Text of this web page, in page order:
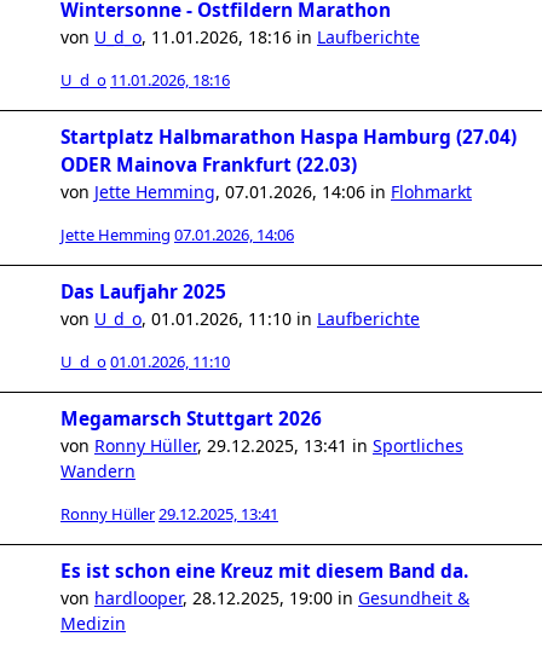
Wintersonne - Ostfildern Marathon
von U_d_o, 11.01.2026, 18:16 in Laufberichte
U_d_o 11.01.2026, 18:16
Startplatz Halbmarathon Haspa Hamburg (27.04)
ODER Mainova Frankfurt (22.03)
von Jette Hemming, 07.01.2026, 14:06 in Flohmarkt
Jette Hemming 07.01.2026, 14:06
Das Laufjahr 2025
von U_d_o, 01.01.2026, 11:10 in Laufberichte
U_d_o01.01.2026, 11:10
Megamarsch Stuttgart 2026
von Ronny Hüller, 29.12.2025, 13:41 in Sportliches
Wandern
Ronny Hüller29.12.2025, 13:41
Es ist schon eine Kreuz mit diesem Band da.
von hardlooper, 28.12.2025, 19:00 in Gesundheit &
Medizin